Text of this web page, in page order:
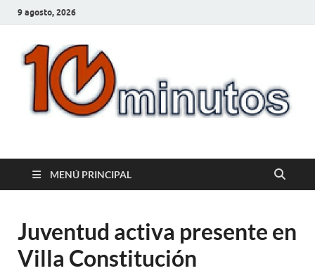
9 agosto, 2026
10minutos.com.uy
MENÚ PRINCIPAL
Juventud activa presente en
Villa Constitución